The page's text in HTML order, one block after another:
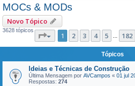
MOCs & MODs
Novo Tópico
3628 tópicos
Página 1de 182
1 2 3 4 5 182
Tópicos
Ideias e Técnicas de Construção
Última Mensagem por AVCampos « 01 jul
Respostas: 274